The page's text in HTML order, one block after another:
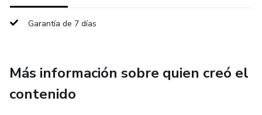
Garantía de 7 días
Más información sobre quien creó el
contenido